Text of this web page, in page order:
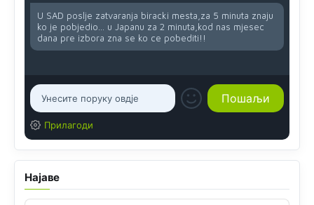
U SAD poslje zatvaranja biracki mesta,za 5 minuta znaju
ko je pobjedio... u Japanu za 2 minuta,kod nas mjesec
dana pre izbora zna se ko ce pobediti!!
Прилагоди
Најаве